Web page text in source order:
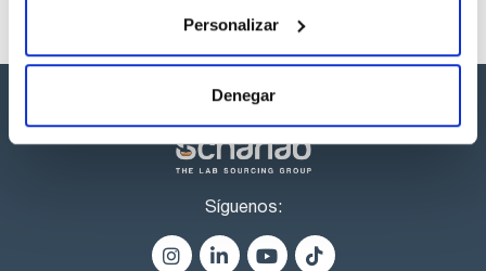
Personalizar
Denegar
Síguenos: